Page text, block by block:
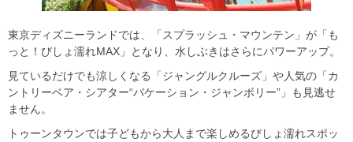
東京ディズニーランドでは、「スプラッシュ・マウンテン」が「も
っと！びしょ濡れMAX」となり、水しぶきはさらにパワーアップ。
見ているだけでも涼しくなる「ジャングルクルーズ」や人気の「カ
ントリーベア・シアター“バケーション・ジャンボリー”」も見逃せ
ません。
トゥーンタウンでは子どもから大人まで楽しめるびしょ濡れスポッ